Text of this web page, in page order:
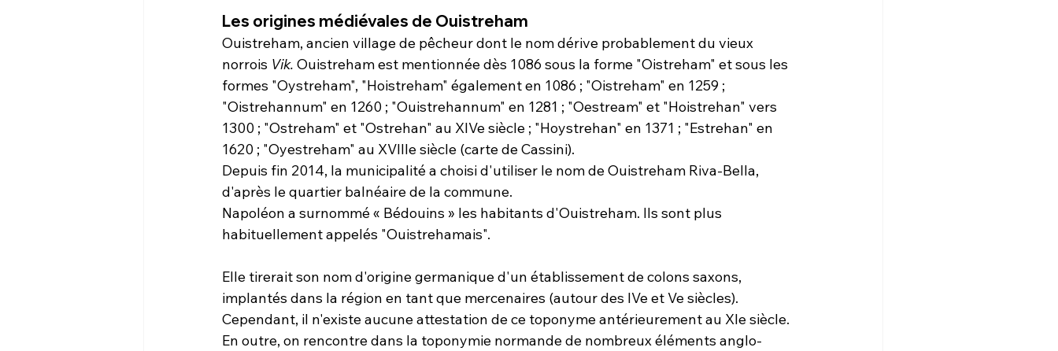
Les origines médiévales de Ouistreham
Ouistreham, ancien village de pêcheur dont le nom dérive probablement du vieux
norrois Vik. Ouistreham est mentionnée dès 1086 sous la forme "Oistreham" et sous les
formes "Oystreham", "Hoistreham" également en 1086 ; "Oistreham" en 1259 ;
"Oistrehannum" en 1260 ; "Ouistrehannum" en 1281 ; "Oestream" et "Hoistrehan" vers
1300 ; "Ostreham" et "Ostrehan" au XIVe siècle ; "Hoystrehan" en 1371 ; "Estrehan" en
1620 ; "Oyestreham" au XVIIIe siècle (carte de Cassini).
Depuis fin 2014, la municipalité a choisi d'utiliser le nom de Ouistreham Riva-Bella,
d'après le quartier balnéaire de la commune.
Napoléon a surnommé « Bédouins » les habitants d'Ouistreham. Ils sont plus
habituellement appelés "Ouistrehamais".
Elle tirerait son nom d'origine germanique d'un établissement de colons saxons,
implantés dans la région en tant que mercenaires (autour des IVe et Ve siècles).
Cependant, il n'existe aucune attestation de ce toponyme antérieurement au XIe siècle.
En outre, on rencontre dans la toponymie normande de nombreux éléments anglo-